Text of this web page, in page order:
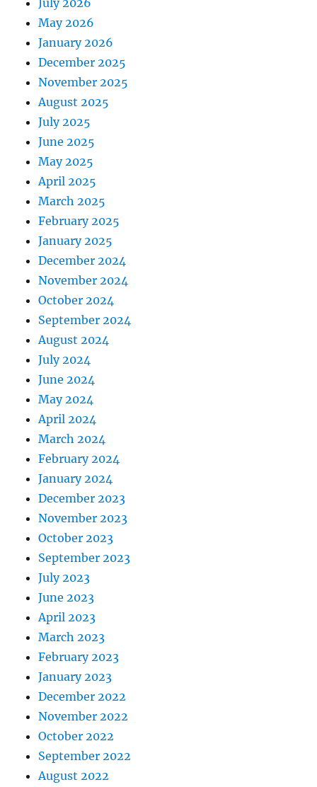
May 2026
January 2026
December 2025
November 2025
August 2025
July 2025
June 2025
May 2025
April 2025
March 2025
February 2025
January 2025
December 2024
November 2024
October 2024
September 2024
August 2024
July 2024
June 2024
May 2024
April 2024
March 2024
February 2024
January 2024
December 2023
November 2023
October 2023
September 2023
July 2023
June 2023
April 2023
March 2023
February 2023
January 2023
December 2022
November 2022
October 2022
September 2022
August 2022